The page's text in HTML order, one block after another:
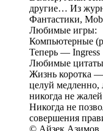
другие… Из
Фантастики,
Любимые игры:
Компьютерные
Теперь — Ingress
Любимые
Жизнь коротка
целуй медленно,
никогда не
Никогда не
совершения
© Айзек Азимов